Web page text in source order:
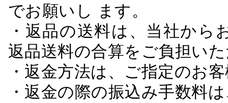
でお願いし ます。
・返品の送料は、当社か
返品送料の合算をご負担い
・返金方法は、ご指定のお
・返金の際の振込み手数料